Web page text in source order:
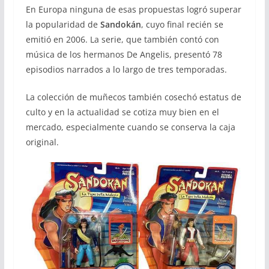
En Europa ninguna de esas propuestas logró superar
la popularidad de Sandokán, cuyo final recién se
emitió en 2006. La serie, que también contó con
música de los hermanos De Angelis, presentó 78
episodios narrados a lo largo de tres temporadas.
La colección de muñecos también cosechó estatus de
culto y en la actualidad se cotiza muy bien en el
mercado, especialmente cuando se conserva la caja
original.